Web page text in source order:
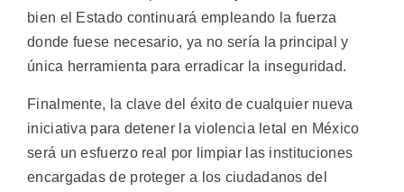
bien el Estado continuará empleando la fuerza
donde fuese necesario, ya no sería la principal y
única herramienta para erradicar la inseguridad.
Finalmente, la clave del éxito de cualquier nueva
iniciativa para detener la violencia letal en México
será un esfuerzo real por limpiar las instituciones
encargadas de proteger a los ciudadanos del